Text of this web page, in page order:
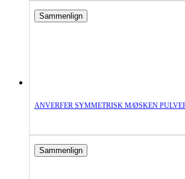
Sammenlign
ANVERFER SYMMETRISK M/ØSKEN
Sammenlign